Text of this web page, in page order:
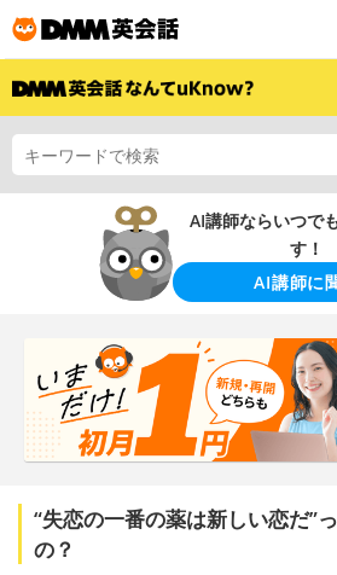
AI講師ならいつで
す！
AI講師に
“失恋の一番の薬は新しい恋だ”
の？